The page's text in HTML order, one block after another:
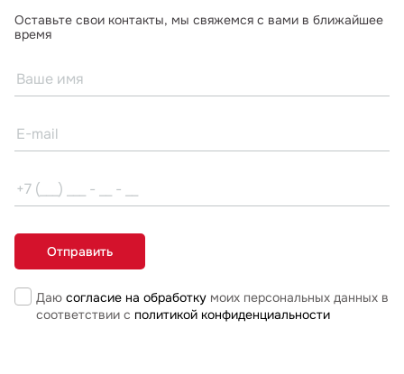
Оставьте свои контакты, мы свяжемся с вами в ближайшее
время
Даю согласие на обработкумоих персональных данных в
соответствии с политикой конфиденциальности